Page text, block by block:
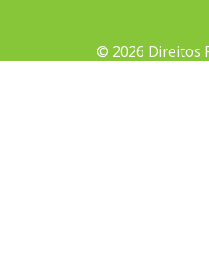
© 2026 Direitos